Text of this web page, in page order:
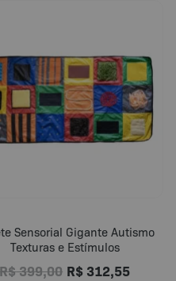
Sensorial Gigante Autismo
Texturas e Estímulos
R$399,00 R$ 312,55